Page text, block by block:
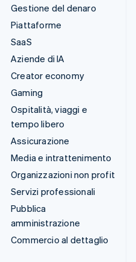
Gestione del denaro
Piattaforme
SaaS
Aziende di IA
Creator economy
Gaming
Ospitalità, viaggi e
tempo libero
Assicurazione
Media e intrattenimento
Organizzazioni non profit
Servizi professionali
Pubblica
amministrazione
Commercio al dettaglio